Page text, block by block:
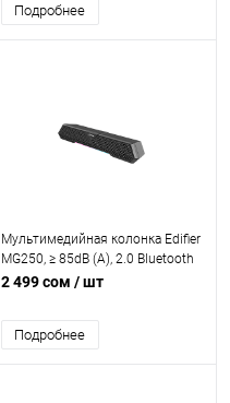
Подробнее
Мультимедийная колонка Edifier
MG250, ≥ 85dB (A), 2.0 Bluetooth
v5.3, AUX, USB-A, R/L:2.5W +
black
2 499 сом / шт
Подробнее